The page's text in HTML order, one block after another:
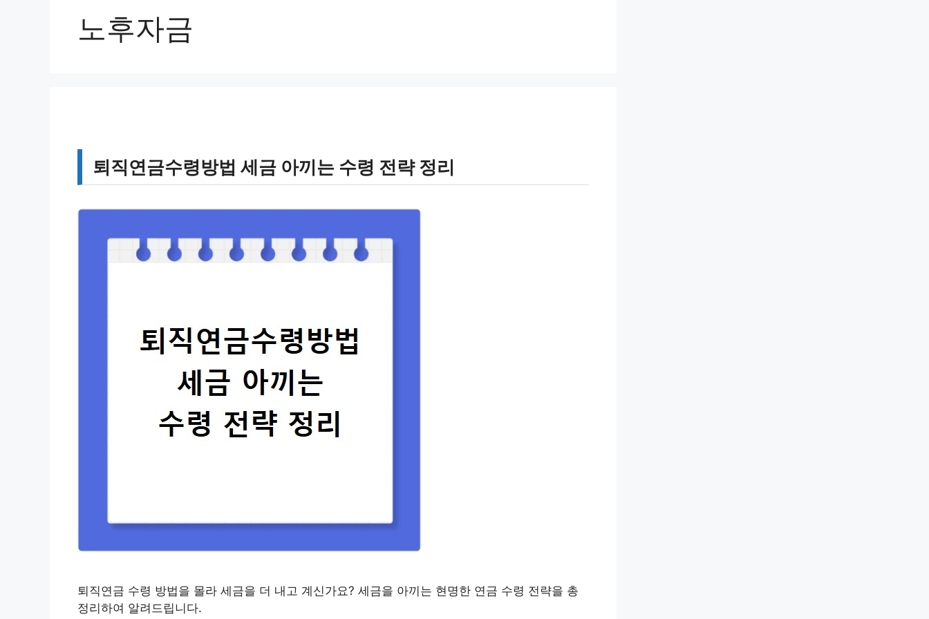
노후자금
퇴직연금수령방법 세금 아끼는 수령 전략 정리
퇴직연금 수령 방법을 몰라 세금을 더 내고 계신가요? 세금을 아끼는 현명한 연금 수령 전략을 총
정리하여 알려드립니다.